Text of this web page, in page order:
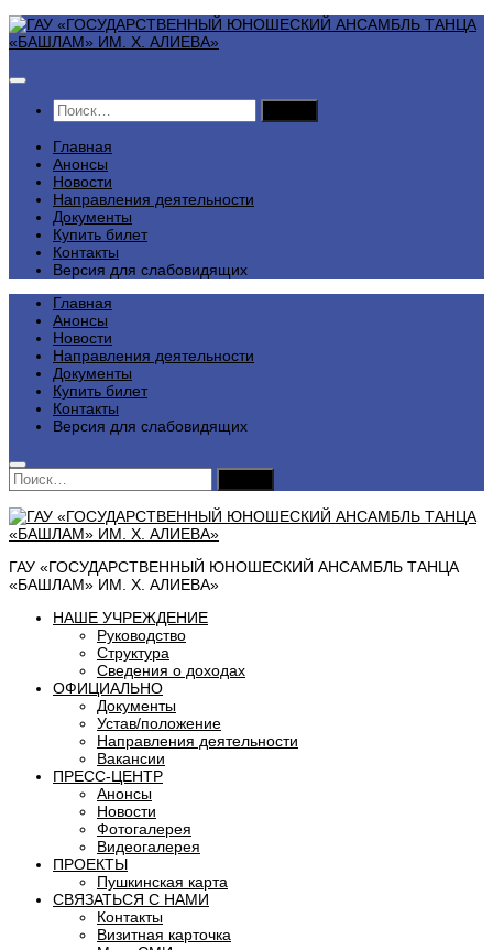
Перейти
к
Найти:
Главная
Анонсы
Новости
Направления деятельности
Документы
Купить билет
Контакты
Версия для слабовидящих
Главная
Анонсы
Новости
Направления деятельности
Документы
Купить билет
Контакты
Версия для слабовидящих
Найти:
ГАУ «ГОСУДАРСТВЕННЫЙ ЮНОШЕСКИЙ АНСАМБЛЬ ТАНЦА
«БАШЛАМ» ИМ. Х. АЛИЕВА»
НАШЕ УЧРЕЖДЕНИЕ
Руководство
Структура
Сведения о доходах
ОФИЦИАЛЬНО
Документы
Устав/положение
Направления деятельности
Вакансии
ПРЕСС-ЦЕНТР
Анонсы
Новости
Фотогалерея
Видеогалерея
ПРОЕКТЫ
Пушкинская карта
СВЯЗАТЬСЯ С НАМИ
Контакты
Визитная карточка